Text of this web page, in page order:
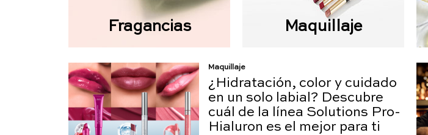
Fragancias Maquillaje
Maquillaje
¿Hidratación, color y cuidado
en un solo labial? Descubre
cuál de la línea Solutions Pro-
Hialuron es el mejor para ti